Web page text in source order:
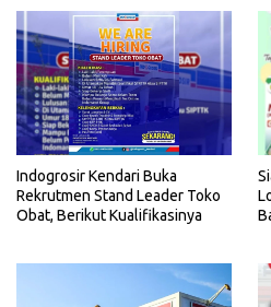
Indogrosir Kendari Buka
Rekrutmen Stand Leader Toko
Obat, Berikut Kualifikasinya